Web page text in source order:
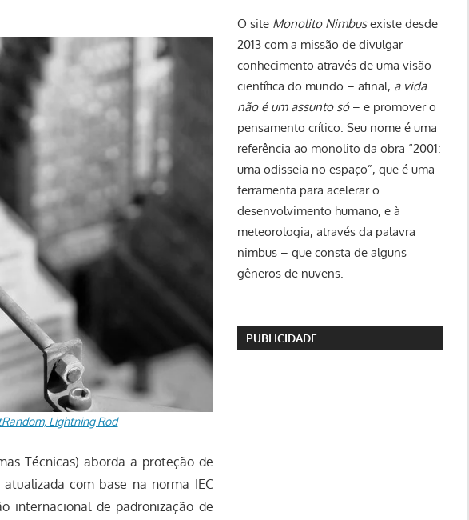
Lightning Rod
Técnicas) aborda a proteção de
com base na norma IEC
internacional de padronização de
O site Monolito Nimbusexiste desde
2013 com a missão de divulgar
conhecimento através de uma visão
científica do mundo – afinal, a vida
não é um assunto só– e promover o
pensamento crítico. Seu nome é uma
referência ao monolito da obra “2001:
uma odisseia no espaço”, que é uma
ferramenta para acelerar o
desenvolvimento humano, e à
meteorologia, através da palavra
nimbus – que consta de alguns
gêneros de nuvens.
PUBLICIDADE